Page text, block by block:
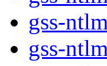
gss-
gss-